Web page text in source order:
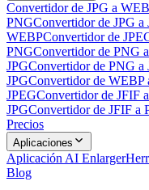
Convertidor de JPG a
PNGConvertidor de JPG a
WEBPConvertidor de
PNGConvertidor de PNG
JPGConvertidor de PNG a
JPGConvertidor de WEBP
JPEGConvertidor de JFIF
JPGConvertidor de JFIF a
Precios
Aplicaciones
Aplicación AI Enlarger
Blog